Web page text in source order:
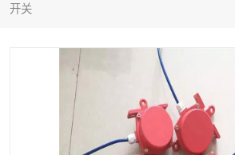
开关
阻旋料位开关
射频导纳 声光报
滑线